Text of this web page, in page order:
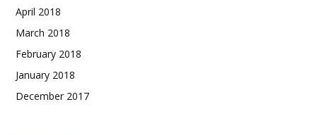
April 2018
March 2018
February 2018
January 2018
December 2017